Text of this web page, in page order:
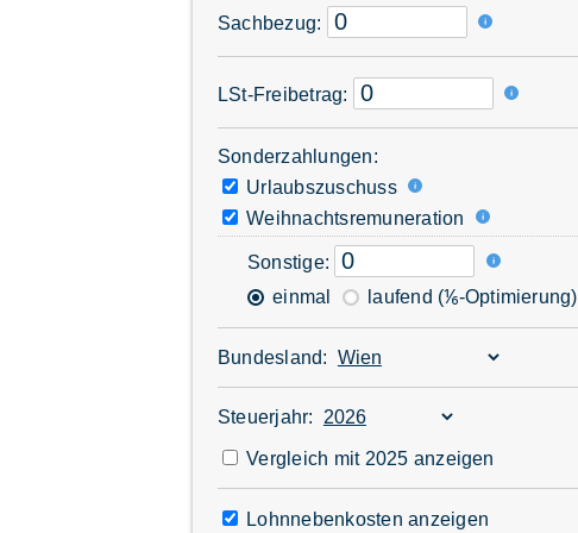
Sachbezug:
LSt-Freibetrag:
Sonderzahlungen:
Urlaubszuschuss
Weihnachtsremuneration
Sonstige:
einmal
laufend (⅙-Optimierung)
Bundesland:
Steuerjahr:
Vergleich mit 2025 anzeigen
Lohnneben­kosten anzeigen